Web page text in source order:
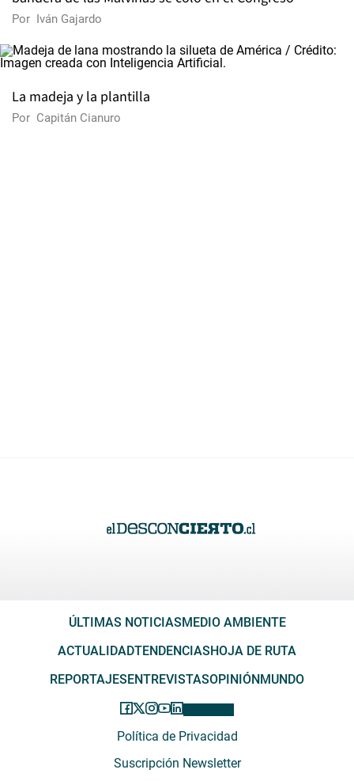
Por Iván Gajardo
La madeja y la plantilla
Por Capitán Cianuro
ÚLTIMAS NOTICIASMEDIO AMBIENTE
ACTUALIDADTENDENCIASHOJA DE RUTA
REPORTAJESENTREVISTASOPINIÓNMUNDO
Política de Privacidad
Suscripción Newsletter